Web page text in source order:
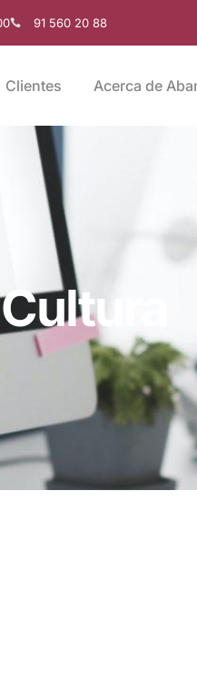
91 560 20 88
Clientes Acerca de